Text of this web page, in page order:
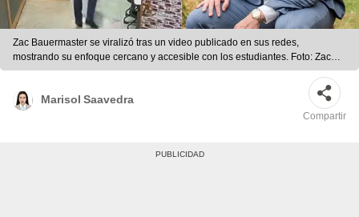
Zac Bauermaster se viralizó tras un video publicado en sus redes,
mostrando su enfoque cercano y accesible con los estudiantes. Foto: Zac
Bauermaster (Instagram)
Marisol Saavedra
Compartir